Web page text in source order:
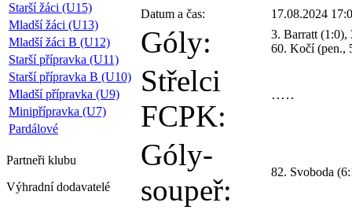
Starší žáci (U15)
Mladší žáci (U13)
Mladší žáci B (U12)
Starší přípravka (U11)
Starší přípravka B (U10)
Mladší přípravka (U9)
Minipřípravka (U7)
Pardálové
Partneři klubu
Výhradní dodavatelé
Datum a čas: 17.08.2024
Góly:
3. Barratt (1:0),
60. Kočí (pen.,
Střelci
FCPK:
Góly-
soupeř:
82. Svoboda